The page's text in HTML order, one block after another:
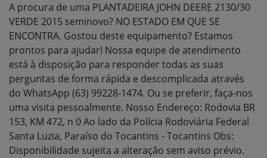
A procura de uma PLANTADEIRA JOHN DEERE 2130/30
VERDE 2015 seminovo? NO ESTADO EM QUE SE
ENCONTRA. Gostou deste equipamento? Estamos
prontos para ajudar! Nossa equipe de atendimento
está à disposição para responder todas as suas
perguntas de forma rápida e descomplicada através
do WhatsApp (63) 99228-1474. Ou se preferir, faça-nos
uma visita pessoalmente. Nosso Endereço: Rodovia BR
153, KM 472, n 0 Ao lado da Polícia Rodoviária Federal
Santa Luzia, Paraíso do Tocantins - Tocantins Obs:
Disponibilidade sujeita a alteração sem aviso prévio.